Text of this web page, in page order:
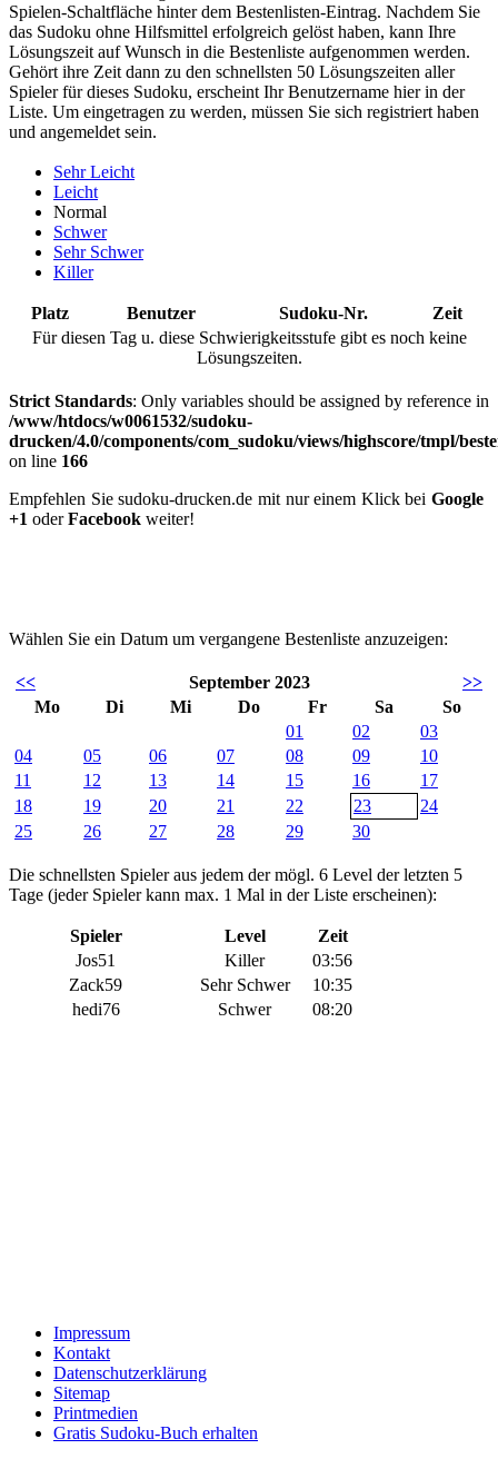
Spielen-Schaltfläche hinter dem Bestenlisten-Eintrag. Nachdem Sie
das Sudoku ohne Hilfsmittel erfolgreich gelöst haben, kann Ihre
Lösungszeit auf Wunsch in die Bestenliste aufgenommen werden.
Gehört ihre Zeit dann zu den schnellsten 50 Lösungszeiten aller
Spieler für dieses Sudoku, erscheint Ihr Benutzername hier in der
Liste. Um eingetragen zu werden, müssen Sie sich registriert haben
und angemeldet sein.
Sehr Leicht
Leicht
Normal
Schwer
Sehr Schwer
Killer
Platz Benutzer Sudoku-Nr.
Zeit
Für diesen Tag u. diese Schwierigkeitsstufe gibt es noch keine
Lösungszeiten.
Strict Standards: Only variables should be assigned by reference in
/www/htdocs/w0061532/sudoku-
drucken/4.0/components/com_sudoku/views/highscore/tmpl/
on line 166
Empfehlen Sie sudoku-drucken.de mit nur einem Klick bei Google
+1 oderFacebook weiter!
Wählen Sie ein Datum um vergangene Bestenliste anzuzeigen:
<< September 2023
>>
Mo
Di Mi Do Fr Sa
So
01
02
03
04
05 06 07 08 09
10
11
12 13 14 15 16
17
18
19 20 21 22 23
24
25
26 27 28 29 30
Die schnellsten Spieler aus jedem der mögl. 6 Level der letzten 5
Tage (jeder Spieler kann max. 1 Mal in der Liste erscheinen):
Spieler Level
Zeit
Jos51
Killer
03:56
Zack59
Sehr Schwer
10:35
hedi76
Schwer 08:20
Impressum
Kontakt
Datenschutzerklärung
Sitemap
Printmedien
Gratis Sudoku-Buch erhalten